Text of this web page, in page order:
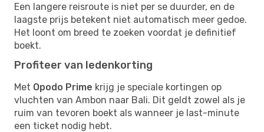
Een langere reisroute is niet per se duurder, en de
laagste prijs betekent niet automatisch meer gedoe.
Het loont om breed te zoeken voordat je definitief
boekt.
Profiteer van ledenkorting
Met Opodo Prime krijg je speciale kortingen op
vluchten van Ambon naar Bali. Dit geldt zowel als je
ruim van tevoren boekt als wanneer je last-minute
een ticket nodig hebt.